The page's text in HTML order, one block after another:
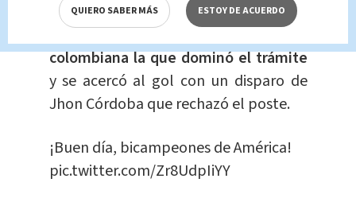
Julián Álvarez avisó en el primer
minuto, pero fue
colombiana la que dominó el trámite
y se acercó al gol con un disparo de
Jhon Córdoba que rechazó el poste.
¡Buen día, bicampeones de América!
pic.twitter.com/Zr8UdpIiYY
QUIERO SABER MÁS ESTOY DE ACUERDO